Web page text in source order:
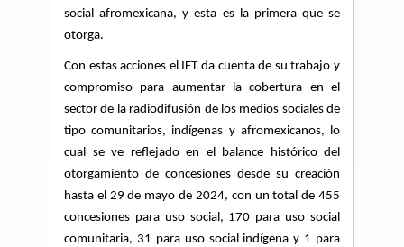
social afromexicana, y esta es la primera que se
otorga.
Con estas acciones el IFT da cuenta de su trabajo y
compromiso para aumentar la cobertura en el
sector de la radiodifusión de los medios sociales de
tipo comunitarios, indígenas y afromexicanos, lo
cual se ve reflejado en el balance histórico del
otorgamiento de concesiones desde su creación
hasta el 29 de mayo de 2024, con un total de 455
concesiones para uso social, 170 para uso social
comunitaria, 31 para uso social indígena y 1 para